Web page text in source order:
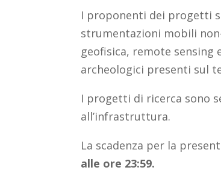
I proponenti dei progetti
strumentazioni mobili
geofisica, remote sensing
archeologici presenti sul
I progetti di ricerca sono
all’infrastruttura.
La scadenza per la
alle ore 23:59.